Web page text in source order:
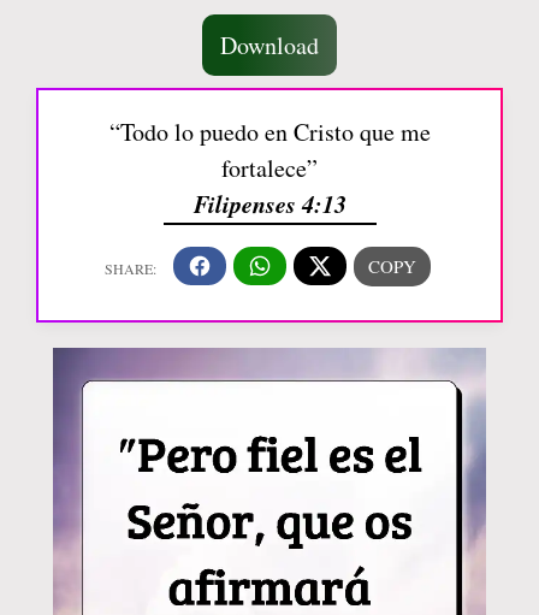
Download
“Todo lo puedo en Cristo que me
fortalece”
Filipenses 4:13